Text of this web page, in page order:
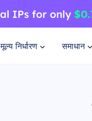
मूल्य निर्धारण समाधान